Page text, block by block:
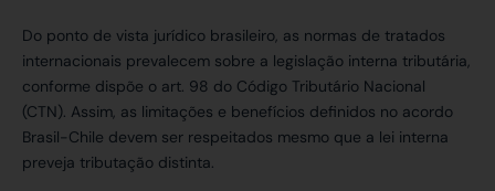
Do ponto de vista jurídico brasileiro, as normas de tratados
internacionais prevalecem sobre a legislação interna tributária,
conforme dispõe o art. 98 do Código Tributário Nacional
(CTN). Assim, as limitações e benefícios definidos no acordo
Brasil-Chile devem ser respeitados mesmo que a lei interna
preveja tributação distinta.